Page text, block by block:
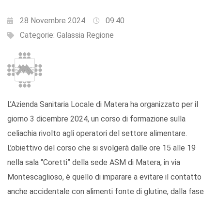
28 Novembre 2024
09:40
Categorie: Galassia Regione
L’Azienda Sanitaria Locale di Matera ha organizzato per il
giorno 3 dicembre 2024, un corso di formazione sulla
celiachia rivolto agli operatori del settore alimentare.
L’obiettivo del corso che si svolgerà dalle ore 15 alle 19
nella sala “Coretti” della sede ASM di Matera, in via
Montescaglioso, è quello di imparare a evitare il contatto
anche accidentale con alimenti fonte di glutine, dalla fase